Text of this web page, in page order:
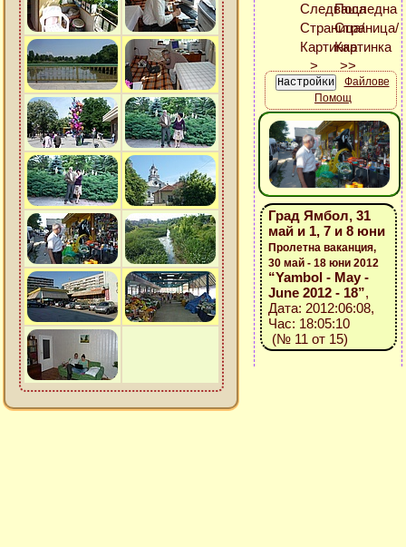
Файлове
Помощ
Град Ямбол, 31
май и 1, 7 и 8 юни
Пролетна ваканция,
30 май - 18 юни 2012
“Yambol - May -
June 2012 - 18”,
Дата: 2012:06:08,
Час: 18:05:10
(№ 11 от 15)